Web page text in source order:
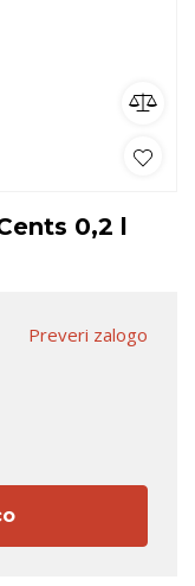
0,2 l
Preveri zalogo